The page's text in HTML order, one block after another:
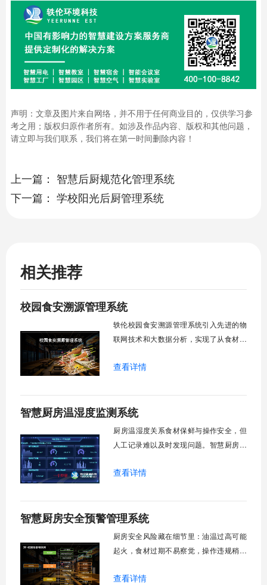
声明：文章及图片来自网络，并不用于任何商业目的，仅供学习参
考之用；版权归原作者所有。如涉及作品内容、版权和其他问题，
请立即与我们联系，我们将在第一时间删除内容！
上一篇： 智慧后厨规范化管理系统
下一篇： 学校阳光后厨管理系统
相关推荐
校园食安溯源管理系统
轶伦校园食安溯源管理系统引入先进的物
联网技术和大数据分析，实现了从食材采
化管理。食堂出入库自动称重记录，发生
查看详情
智慧厨房温湿度监测系统
​厨房温湿度关系食材保鲜与操作安全，但
人工记录难以及时发现问题。智慧厨房温
动，让冷藏库不超温、烹饪区不潮闷、消
标自动除湿，历史数据随时可查，为后厨
环境装上“数字哨兵”。
查看详情
智慧厨房安全预警管理系统
厨房安全风险藏在细节里：油温过高可能
起火，食材过期不易察觉，操作违规稍纵
睛盯住每个隐患点，让油锅冒烟前自动控
查看详情